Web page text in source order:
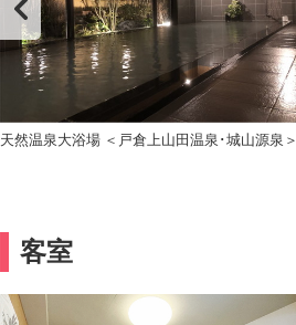
天然温泉大浴場 ＜戸倉上山田温泉･城山源泉＞
客室